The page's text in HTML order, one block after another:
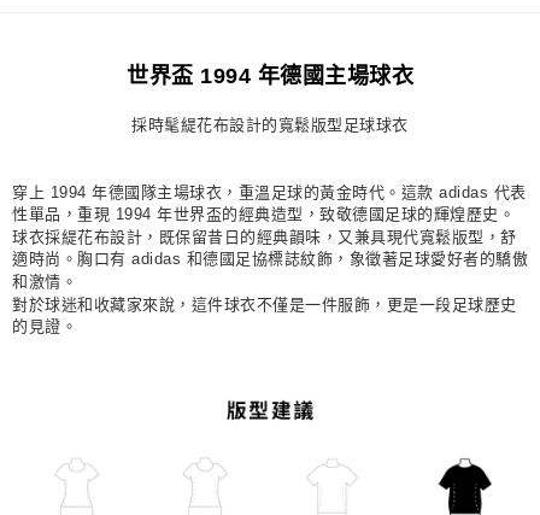
世界盃 1994 年德國主場球衣
採時髦緹花布設計的寬鬆版型足球球衣
穿上 1994 年德國隊主場球衣，重溫足球的黃金時代。這款 adidas 代表
性單品，重現 1994 年世界盃的經典造型，致敬德國足球的輝煌歷史。
球衣採緹花布設計，既保留昔日的經典韻味，又兼具現代寬鬆版型，舒
適時尚。胸口有 adidas 和德國足協標誌紋飾，象徵著足球愛好者的驕傲
和激情。
對於球迷和收藏家來說，這件球衣不僅是一件服飾，更是一段足球歷史
的見證。